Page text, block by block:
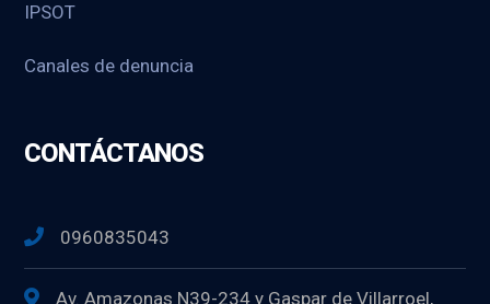
IPSOT
Canales de denuncia
CONTÁCTANOS
0960835043
Av. Amazonas N39-234 y Gaspar de Villarroel,